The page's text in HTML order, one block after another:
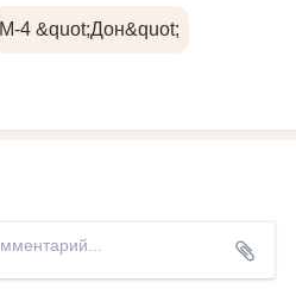
М-4 &quot;Дон&quot;